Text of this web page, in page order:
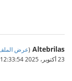
Altebrilas
(عرض
23 أكتوبر، 2025 12:33:54 م